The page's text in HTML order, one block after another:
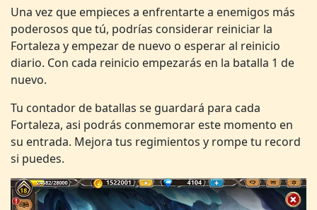
Una vez que empieces a enfrentarte a enemigos más
poderosos que tú, podrías considerar reiniciar la
Fortaleza y empezar de nuevo o esperar al reinicio
diario. Con cada reinicio empezarás en la batalla 1 de
nuevo.
Tu contador de batallas se guardará para cada
Fortaleza, asi podrás conmemorar este momento en
su entrada. Mejora tus regimientos y rompe tu record
si puedes.